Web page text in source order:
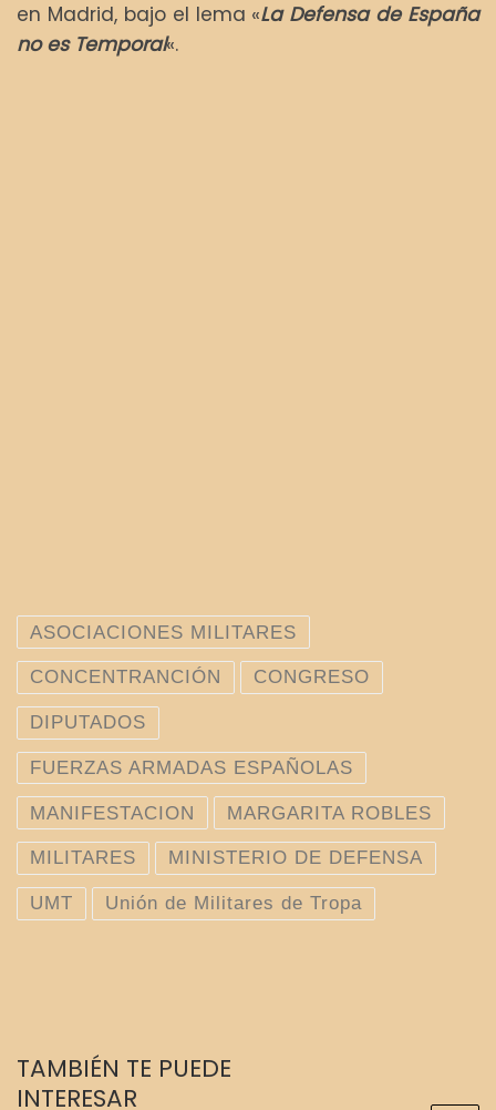
en Madrid, bajo el lema «La Defensa de España
no es Temporal«.
ASOCIACIONES MILITARES
CONCENTRANCIÓN CONGRESO
DIPUTADOS
FUERZAS ARMADAS ESPAÑOLAS
MANIFESTACION MARGARITA ROBLES
MILITARES MINISTERIO DE DEFENSA
UMT Unión de Militares de Tropa
TAMBIÉN TE PUEDE
INTERESAR